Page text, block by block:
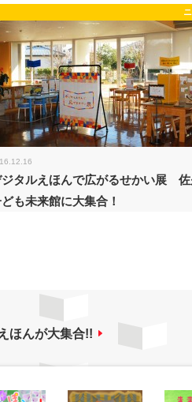
タルえほんで広がるせかい展 佐
も未来館に大集合！
ほんが大集合!!